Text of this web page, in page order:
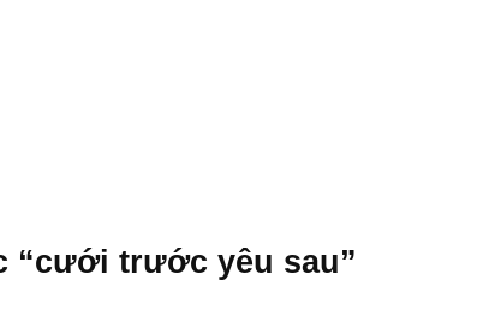
“cưới trước yêu sau”